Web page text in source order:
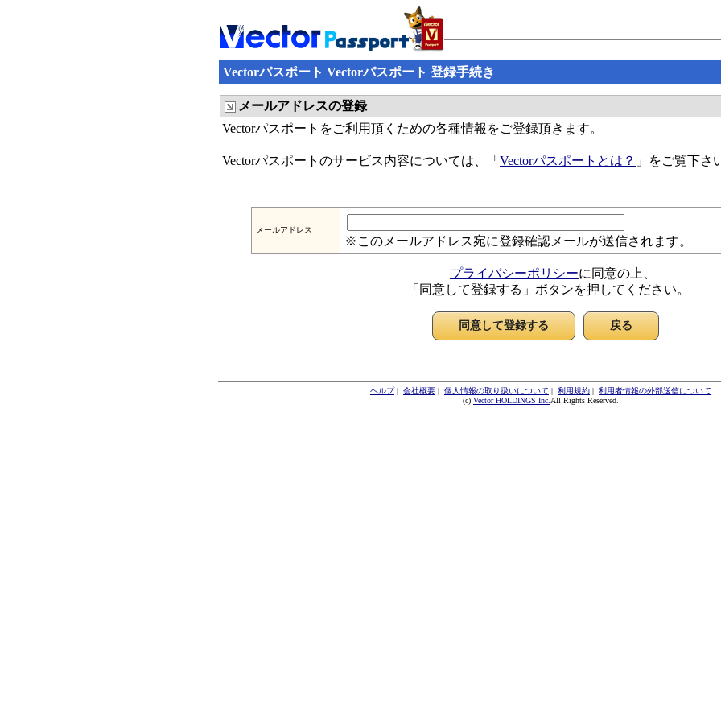
Vectorパスポート Vectorパスポート 登録手続き
メールアドレスの登録
Vectorパスポートをご利用頂くための各種情報をご登録頂きます。
Vectorパスポートのサービス内容については、「 Vectorパスポートとは？ 」をご覧下さ
メールアドレス
※このメールアドレス宛に登録確認メールが送信されます。
プライバシーポリシーに同意の上、
「同意して登録する」ボタンを押してください。
ヘルプ| 会社概要 | 個人情報の取り扱いについて | 利用規約 | 利用者情報の外部送信について
(c) Vector HOLDINGS Inc. All Rights Reserved.